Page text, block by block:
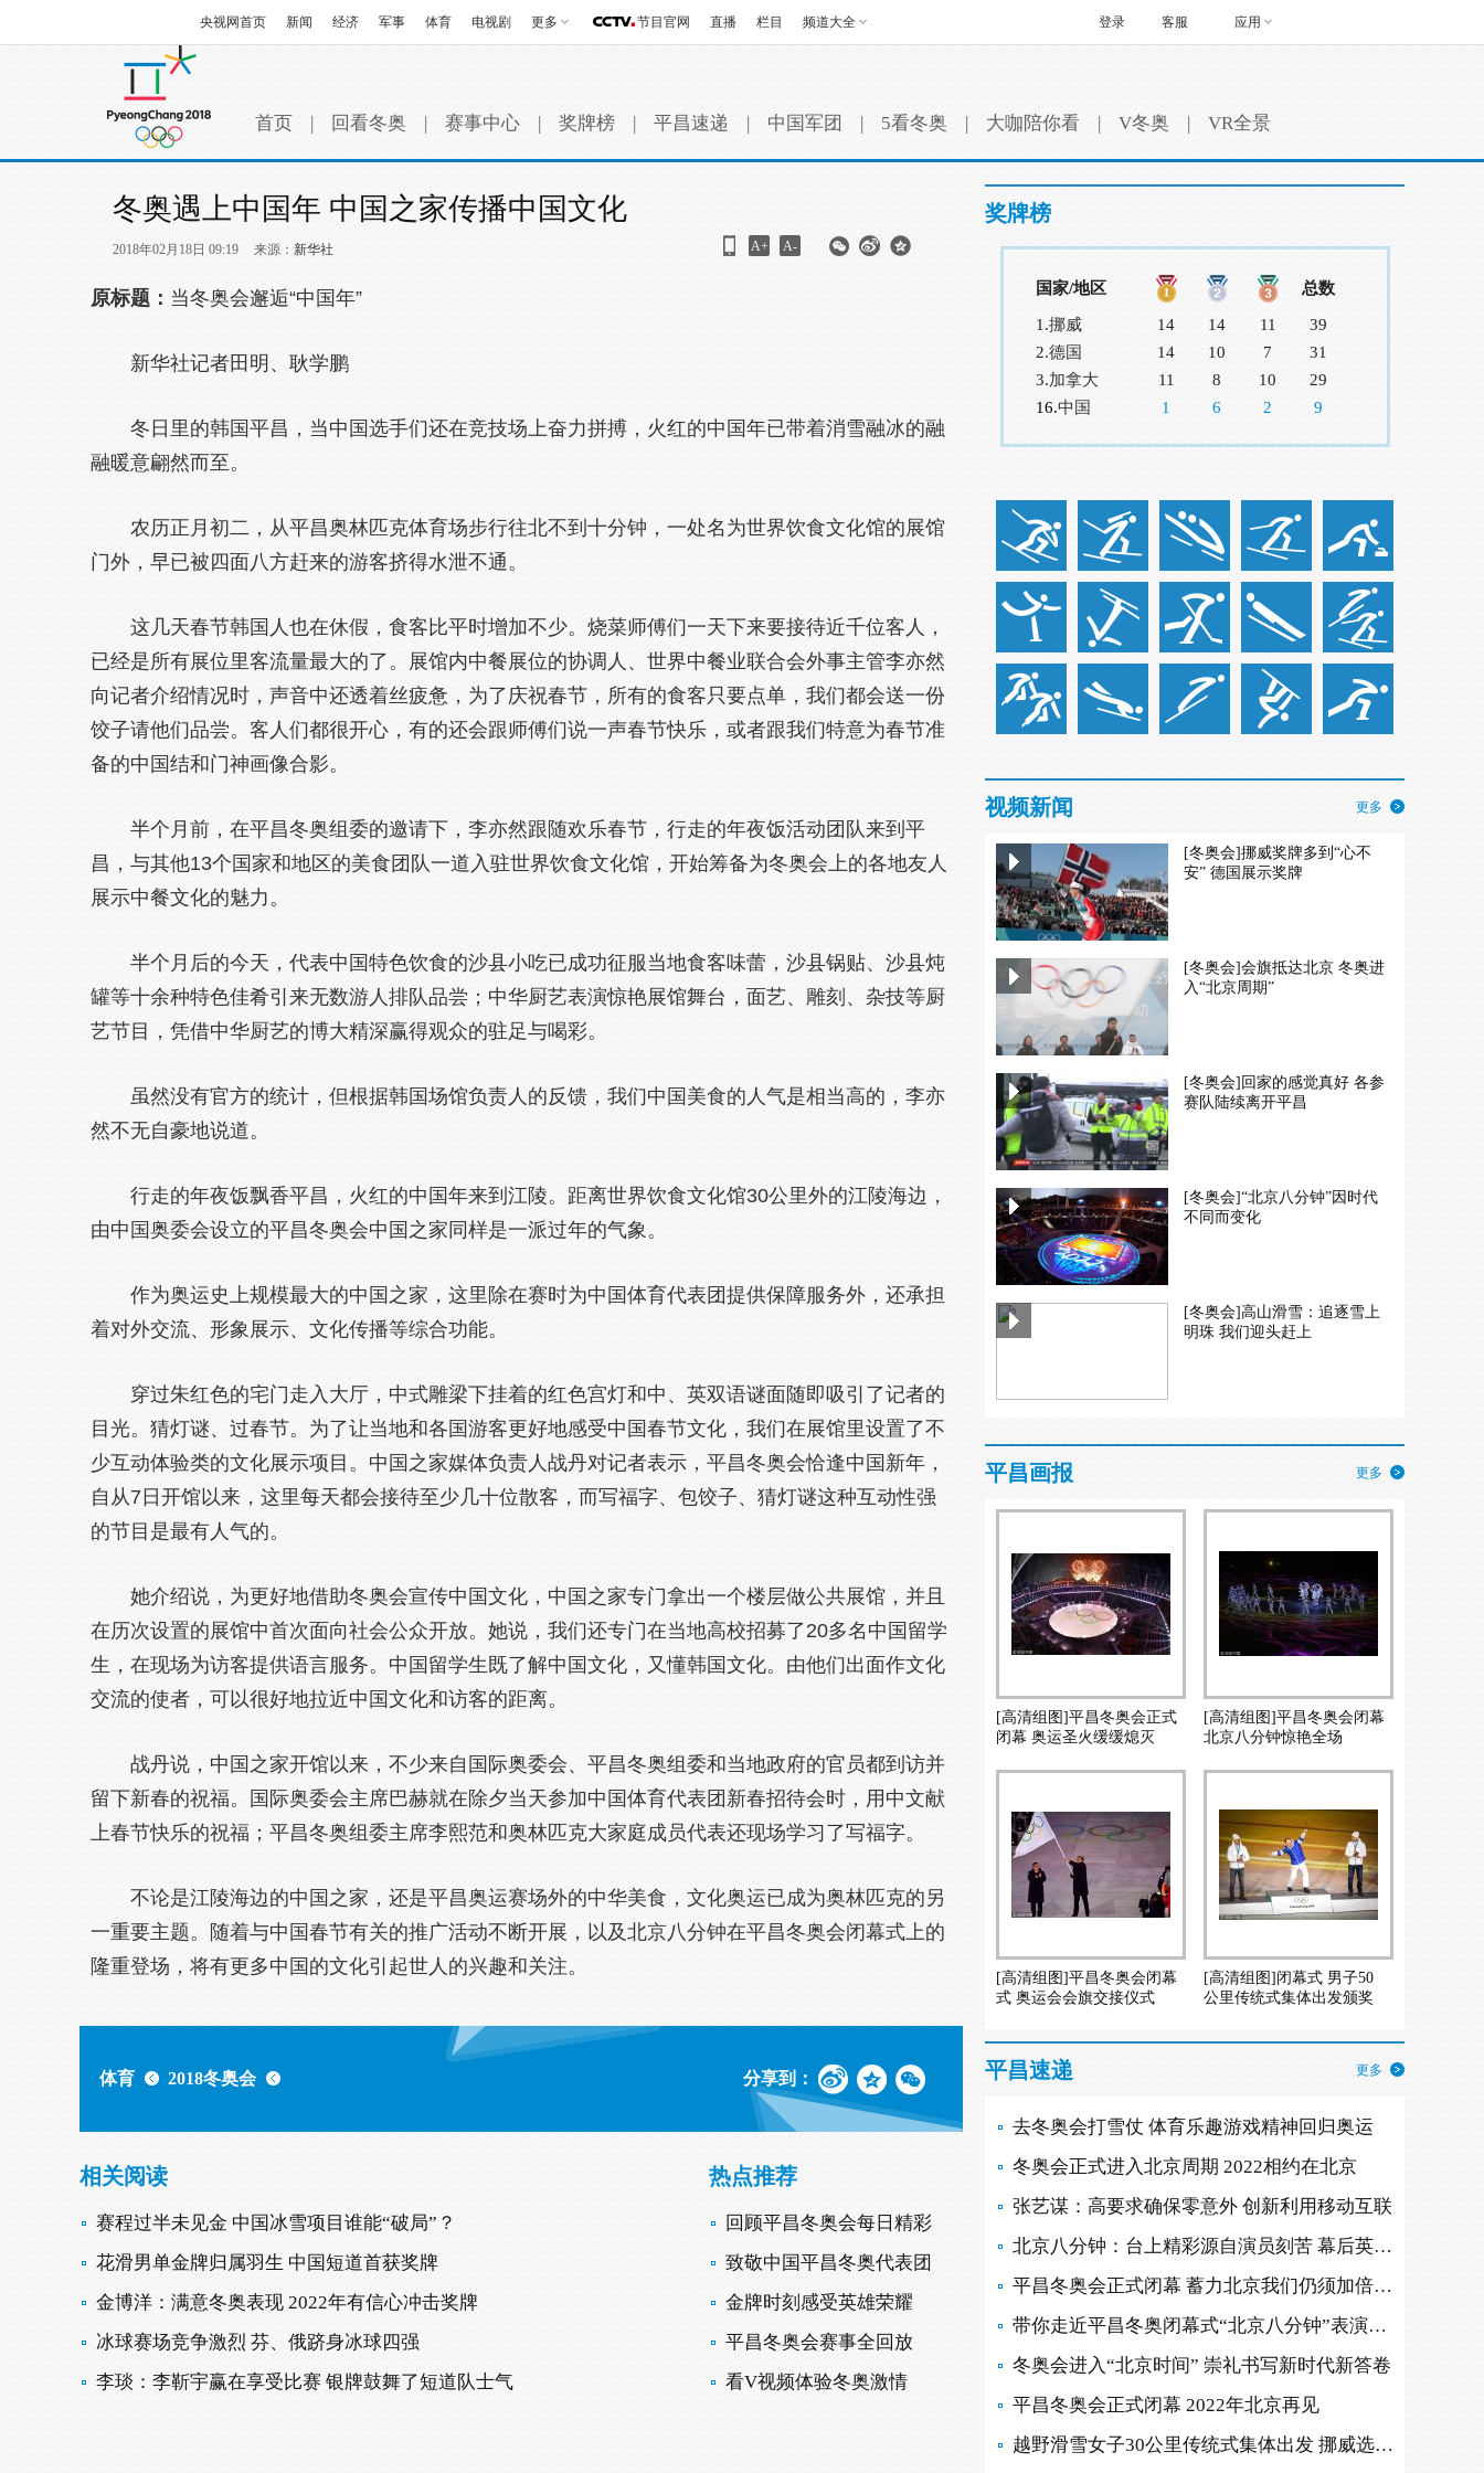
央视网首页 新闻 经济 军事 体育 电视剧 更多 节目官网 直播 栏目 频道大全 客服 应用
登录
首页 | 回看冬奥 | 赛事中心 | 奖牌榜 | 平昌速递 | 中国军团 | 5看冬奥 | 大咖陪你看 | V冬奥 | VR全景
冬奥遇上中国年 中国之家传播中国文化
2018年02月18日 09:19 来源： 新华社 A+ A-
原标题： 当冬奥会邂逅“中国年”
新华社记者田明、耿学鹏
冬日里的韩国平昌，当中国选手们还在竞技场上奋力拼搏，火红的中国年已带着消雪融冰的融
融暖意翩然而至。
农历正月初二，从平昌奥林匹克体育场步行往北不到十分钟，一处名为世界饮食文化馆的展馆
门外，早已被四面八方赶来的游客挤得水泄不通。
这几天春节韩国人也在休假，食客比平时增加不少。烧菜师傅们一天下来要接待近千位客人，
已经是所有展位里客流量最大的了。展馆内中餐展位的协调人、世界中餐业联合会外事主管李亦然
向记者介绍情况时，声音中还透着丝疲惫，为了庆祝春节，所有的食客只要点单，我们都会送一份
饺子请他们品尝。客人们都很开心，有的还会跟师傅们说一声春节快乐，或者跟我们特意为春节准
备的中国结和门神画像合影。
半个月前，在平昌冬奥组委的邀请下，李亦然跟随欢乐春节，行走的年夜饭活动团队来到平
昌，与其他13个国家和地区的美食团队一道入驻世界饮食文化馆，开始筹备为冬奥会上的各地友人
展示中餐文化的魅力。
半个月后的今天，代表中国特色饮食的沙县小吃已成功征服当地食客味蕾，沙县锅贴、沙县炖
罐等十余种特色佳肴引来无数游人排队品尝；中华厨艺表演惊艳展馆舞台，面艺、雕刻、杂技等厨
艺节目，凭借中华厨艺的博大精深赢得观众的驻足与喝彩。
虽然没有官方的统计，但根据韩国场馆负责人的反馈，我们中国美食的人气是相当高的，李亦
然不无自豪地说道。
行走的年夜饭飘香平昌，火红的中国年来到江陵。距离世界饮食文化馆30公里外的江陵海边，
由中国奥委会设立的平昌冬奥会中国之家同样是一派过年的气象。
作为奥运史上规模最大的中国之家，这里除在赛时为中国体育代表团提供保障服务外，还承担
着对外交流、形象展示、文化传播等综合功能。
穿过朱红色的宅门走入大厅，中式雕梁下挂着的红色宫灯和中、英双语谜面随即吸引了记者的
目光。猜灯谜、过春节。为了让当地和各国游客更好地感受中国春节文化，我们在展馆里设置了不
少互动体验类的文化展示项目。中国之家媒体负责人战丹对记者表示，平昌冬奥会恰逢中国新年，
自从7日开馆以来，这里每天都会接待至少几十位散客，而写福字、包饺子、猜灯谜这种互动性强
的节目是最有人气的。
她介绍说，为更好地借助冬奥会宣传中国文化，中国之家专门拿出一个楼层做公共展馆，并且
在历次设置的展馆中首次面向社会公众开放。她说，我们还专门在当地高校招募了20多名中国留学
生，在现场为访客提供语言服务。中国留学生既了解中国文化，又懂韩国文化。由他们出面作文化
交流的使者，可以很好地拉近中国文化和访客的距离。
战丹说，中国之家开馆以来，不少来自国际奥委会、平昌冬奥组委和当地政府的官员都到访并
留下新春的祝福。国际奥委会主席巴赫就在除夕当天参加中国体育代表团新春招待会时，用中文献
上春节快乐的祝福；平昌冬奥组委主席李熙范和奥林匹克大家庭成员代表还现场学习了写福字。
不论是江陵海边的中国之家，还是平昌奥运赛场外的中华美食，文化奥运已成为奥林匹克的另
一重要主题。随着与中国春节有关的推广活动不断开展，以及北京八分钟在平昌冬奥会闭幕式上的
隆重登场，将有更多中国的文化引起世人的兴趣和关注。
体育 2018冬奥会 分享到：
相关阅读
赛程过半未见金 中国冰雪项目谁能“破局”？
花滑男单金牌归属羽生 中国短道首获奖牌
金博洋：满意冬奥表现 2022年有信心冲击奖牌
冰球赛场竞争激烈 芬、俄跻身冰球四强
李琰：李靳宇赢在享受比赛 银牌鼓舞了短道队士气
热点推荐
回顾平昌冬奥会每日精彩
致敬中国平昌冬奥代表团
金牌时刻感受英雄荣耀
平昌冬奥会赛事全回放
看V视频体验冬奥激情
奖牌榜
国家/地区 总数
1.挪威 14 14 11
39
2.德国 14 10 7
31
3.加拿大 11 8 10
29
16.中国 1 6 2 9
视频新闻 更多
[冬奥会]挪威奖牌多到“心不
安” 德国展示奖牌
[冬奥会]会旗抵达北京 冬奥进
入“北京周期”
[冬奥会]回家的感觉真好 各参
赛队陆续离开平昌
[冬奥会]“北京八分钟”因时代
不同而变化
[冬奥会]高山滑雪：追逐雪上
明珠 我们迎头赶上
平昌画报 更多
[高清组图]平昌冬奥会正式
闭幕 奥运圣火缓缓熄灭
[高清组图]平昌冬奥会闭幕
北京八分钟惊艳全场
[高清组图]平昌冬奥会闭幕
式 奥运会会旗交接仪式
[高清组图]闭幕式 男子50
公里传统式集体出发颁奖
平昌速递 更多
去冬奥会打雪仗 体育乐趣游戏精神回归奥运
冬奥会正式进入北京周期 2022相约在北京
张艺谋：高要求确保零意外 创新利用移动互联
北京八分钟：台上精彩源自演员刻苦 幕后英雄多
平昌冬奥会正式闭幕 蓄力北京我们仍须加倍努力
带你走近平昌冬奥闭幕式“北京八分钟”表演现场
冬奥会进入“北京时间” 崇礼书写新时代新答卷
平昌冬奥会正式闭幕 2022年北京再见
越野滑雪女子30公里传统式集体出发 挪威选手摘金